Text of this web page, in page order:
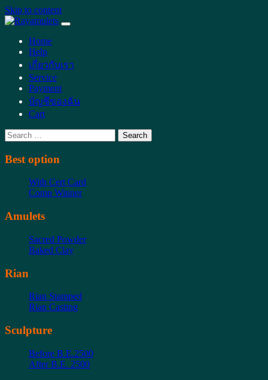
Skip to content
Main
Navigation
Home
Help
เกี่ยวกับเรา
Service
Payment
บัญชีของฉัน
Cart
Search
for:
Best option
With Cert Card
Comp Winner
Amulets
Sacred Powder
Baked Clay
Rian
Rian Stamped
Rian Casting
Sculpture
Before B.E.2500
After B.E. 2500